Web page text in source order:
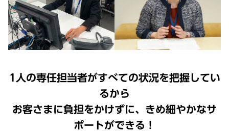
1人の専任担当者がすべての状況を把握してい
るから
お客さまに負担をかけずに、きめ細やかなサ
ポートができる！